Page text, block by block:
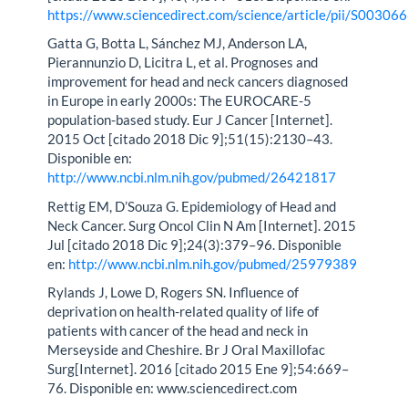
https://www.sciencedirect.com/science/article/pii/
Gatta G, Botta L, Sánchez MJ, Anderson LA,
Pierannunzio D, Licitra L, et al. Prognoses and
improvement for head and neck cancers diagnosed
in Europe in early 2000s: The EUROCARE-5
population-based study. Eur J Cancer [Internet].
2015 Oct [citado 2018 Dic 9];51(15):2130–43.
Disponible en:
http://www.ncbi.nlm.nih.gov/pubmed/26421817
Rettig EM, D’Souza G. Epidemiology of Head and
Neck Cancer. Surg Oncol Clin N Am [Internet]. 2015
Jul [citado 2018 Dic 9];24(3):379–96. Disponible
en: http://www.ncbi.nlm.nih.gov/pubmed/25979389
Rylands J, Lowe D, Rogers SN. Influence of
deprivation on health-related quality of life of
patients with cancer of the head and neck in
Merseyside and Cheshire. Br J Oral Maxillofac
Surg[Internet]. 2016 [citado 2015 Ene 9];54:669–
76. Disponible en: www.sciencedirect.com